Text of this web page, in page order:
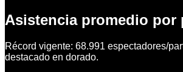
Asistencia promedio por
Récord vigente: 68.991 espectadores/
destacado en dorado.